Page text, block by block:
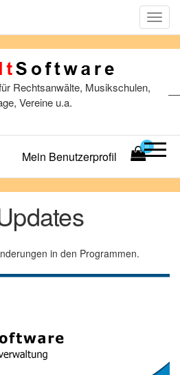
T
o
g
i
g
Rechtsanwälte, Musikschulen,
Vereine u.a.
0
Mein Benutzerprofil
in den Programmen.